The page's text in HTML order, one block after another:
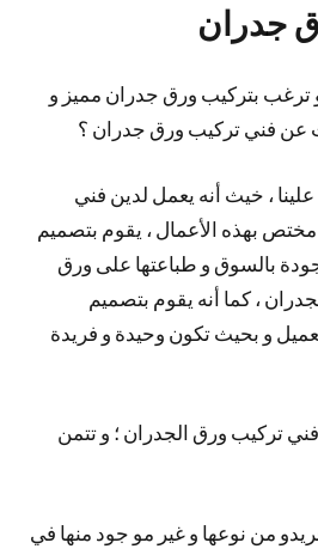
جدران
ترغب بتركيب ورق جدران مميز و
عن فني تركيب ورق جدران ؟
علينا ، خيث أنه يعمل لدين فني
بهذه الأعمال ، يقوم بتصميم
بالسوق و طباعتها على ورق
، كما أنه يقوم بتصميم
و بحيث تكون وحيدة و فريدة
تركيب ورق الجدران ؛ و تتمن
من نوعها و غير مو جود منها في